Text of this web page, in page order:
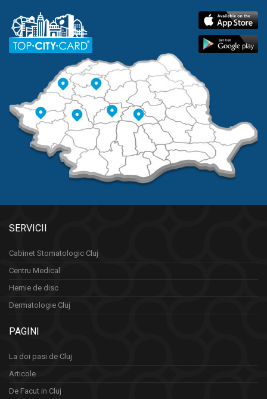
SERVICII
Cabinet Stomatologic Cluj
Centru Medical
Hernie de disc
Dermatologie Cluj
PAGINI
La doi pasi de Cluj
Articole
De Facut in Cluj